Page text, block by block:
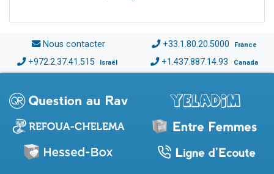
Nous contacter +33.1.80.20.5000 France
+972.2.37.41.515 Israël +1.437.887.14.93 Canada